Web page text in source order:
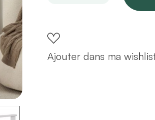
blanc
150
Ajouter dans ma